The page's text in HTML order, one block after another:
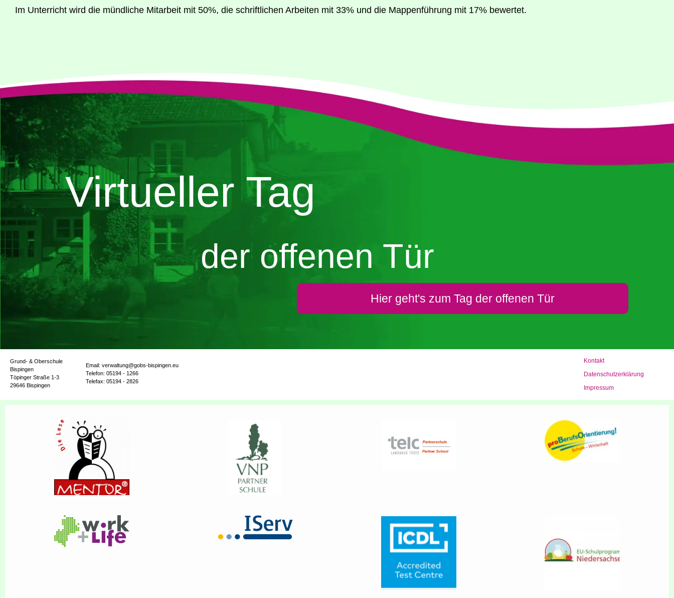
Im Unter­richt wird die münd­li­che Mit­ar­beit mit 50%, die schrift­li­chen Arbei­ten mit 33% und die Map­pen­füh­rung mit 17% bewertet.
Virtueller Tag
der offenen Tür
Hier geht's zum Tag der offenen Tür
Grund- & Oberschule
Bispingen
Töpinger Straße 1-3
29646 Bispingen
Email: verwaltung@gobs-bispingen.eu
Telefon: 05194 - 1266
Telefax: 05194 - 2826
Kon­takt
Daten­schutz­er­klä­rung
Impres­sum